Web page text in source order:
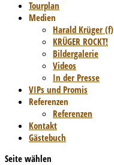
Tourplan
Medien
Harald Krüger (f)
KRÜGER ROCKT!
Bildergalerie
Videos
In der Presse
VIPs und Promis
Referenzen
Referenzen
Kontakt
Gästebuch
Seite wählen